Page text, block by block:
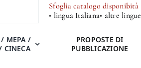
Sfoglia catalogo disponibità
• lingua Italiana• altre lingue
MEPA /
CINECA
PROPOSTE DI
PUBBLICAZIONE